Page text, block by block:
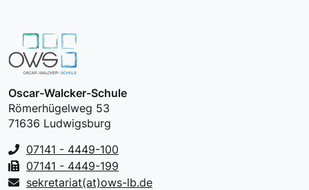
Oscar-Walcker-Schule
Römerhügelweg 53
71636 Ludwigsburg
07141 - 4449-100
07141 - 4449-199
sekretariat(at)ows-lb.de